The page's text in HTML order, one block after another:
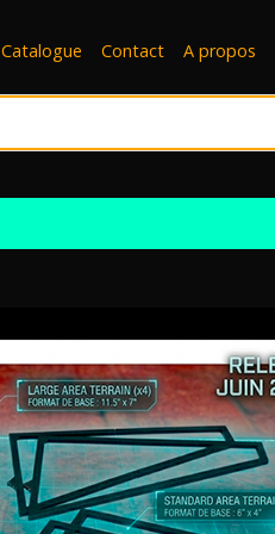
Catalogue Contact A propos